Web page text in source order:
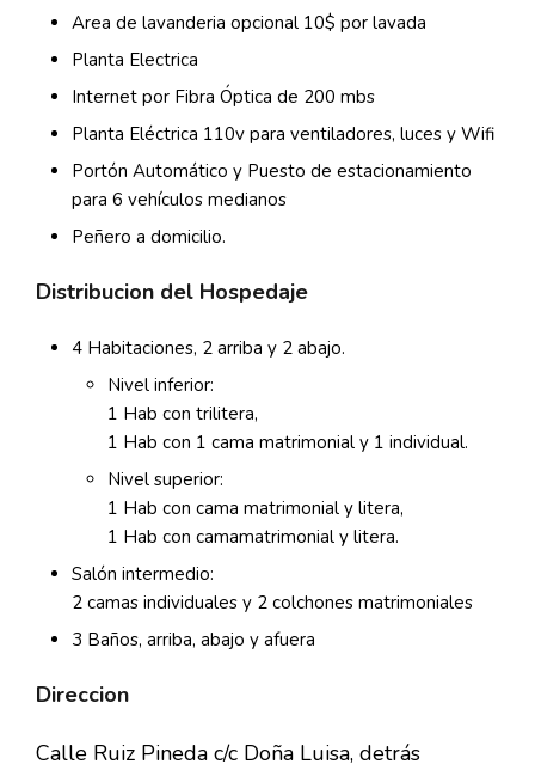
Area de lavanderia opcional 10$ por lavada
Planta Electrica
Internet por Fibra Óptica de 200 mbs
Planta Eléctrica 110v para ventiladores, luces y Wifi
Portón Automático y Puesto de estacionamiento
para 6 vehículos medianos
Peñero a domicilio.
Distribucion del Hospedaje
4 Habitaciones, 2 arriba y 2 abajo.
Nivel inferior:
1 Hab con trilitera,
1 Hab con 1 cama matrimonial y 1 individual.
Nivel superior:
1 Hab con cama matrimonial y litera,
1 Hab con camamatrimonial y litera.
Salón intermedio:
2 camas individuales y 2 colchones matrimoniales
3 Baños, arriba, abajo y afuera
Direccion
Calle Ruiz Pineda c/c Doña Luisa, detrás